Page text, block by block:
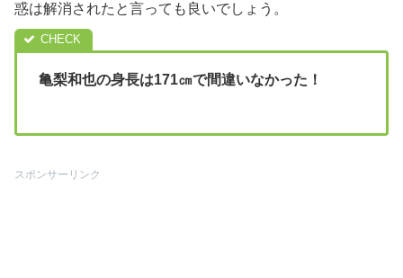
惑は解消されたと言っても良いでしょう。
亀梨和也の身長は171㎝で間違いなかった！
スポンサーリンク